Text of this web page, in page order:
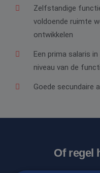
Zelfstandige
voldoende ruimte
ontwikkelen
Een prima salaris
niveau van de
Goede secundaire
Of regel